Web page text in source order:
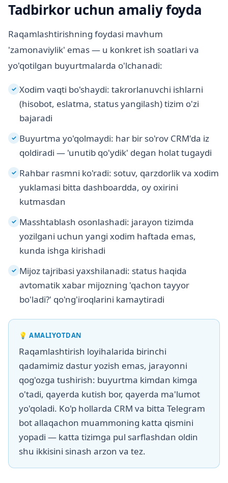
Tadbirkor uchun amaliy foyda
Raqamlashtirishning foydasi mavhum
'zamonaviylik' emas — u konkret ish soatlari va
yo'qotilgan buyurtmalarda o'lchanadi:
✓ Xodim vaqti bo'shaydi: takrorlanuvchi ishlarni
(hisobot, eslatma, status yangilash) tizim o'zi
bajaradi
✓ Buyurtma yo'qolmaydi: har bir so'rov CRM'da iz
qoldiradi — 'unutib qo'ydik' degan holat tugaydi
✓ Rahbar rasmni ko'radi: sotuv, qarzdorlik va xodim
yuklamasi bitta dashboardda, oy oxirini
kutmasdan
✓ Masshtablash osonlashadi: jarayon tizimda
yozilgani uchun yangi xodim haftada emas,
kunda ishga kirishadi
✓ Mijoz tajribasi yaxshilanadi: status haqida
avtomatik xabar mijozning 'qachon tayyor
bo'ladi?' qo'ng'iroqlarini kamaytiradi
💡AMALIYOTDAN
Raqamlashtirish loyihalarida birinchi
qadamimiz dastur yozish emas, jarayonni
qog'ozga tushirish: buyurtma kimdan kimga
o'tadi, qayerda kutish bor, qayerda ma'lumot
yo'qoladi. Ko'p hollarda CRM va bitta Telegram
bot allaqachon muammoning katta qismini
yopadi — katta tizimga pul sarflashdan oldin
shu ikkisini sinash arzon va tez.